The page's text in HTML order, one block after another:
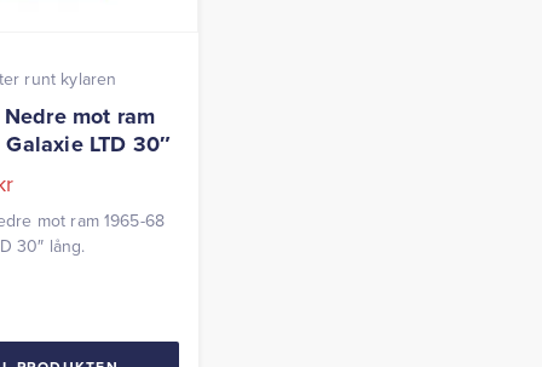
runt kylaren
mot ram
LTD 30″
mot ram 1965-68
30″ lång.